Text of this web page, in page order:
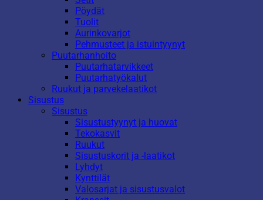
Pöydät
Tuolit
Aurinkovarjot
Pehmusteet ja istuintyynyt
Puutarhanhoito
Puutarhatarvikkeet
Puutarhatyökalut
Ruukut ja parvekelaatikot
Sisustus
Sisustus
Sisustustyynyt ja huovat
Tekokasvit
Ruukut
Sisustuskorit ja -laatikot
Lyhdyt
Kynttilät
Valosarjat ja sisustusvalot